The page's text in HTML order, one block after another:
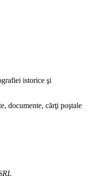
istorice şi
documente, cărţi poştale